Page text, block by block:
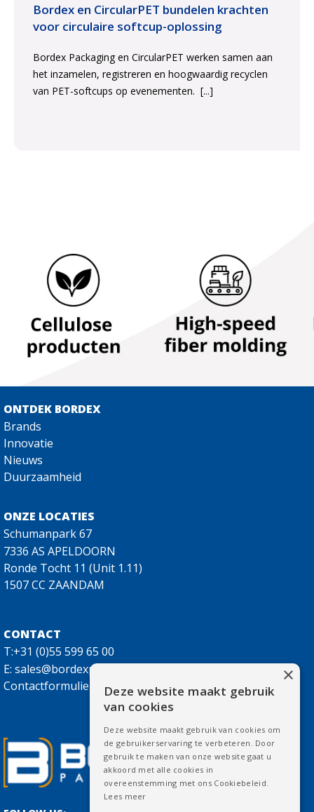
Bordex en CircularPET bundelen krachten
voor circulaire softcup-oplossing
Bordex Packaging en CircularPET werken samen aan
het inzamelen, registreren en hoogwaardig recyclen
van PET-softcups op evenementen. [...]
ONTDEK BORDEX
Brands
Innovatie
Nieuws
Duurzaamheid
ONZE LOCATIES
Schumanpark 67
7336 AS APELDOORN
Ronde Tocht 11 (Unit 1.11)
1507 CC ZAANDAM
CONTACT
T:+31 (0)55 599 65 00
E: sales@bordexpackaging.nl
Contactformulier
Deze website maakt gebruik
van cookies
Deze website maakt gebruik van cookies om
de gebruikerservaring te verbeteren. Door
gebruik te maken van onze website gaat u
akkoord met alle cookies in
overeenstemming met ons Cookiebeleid.
Lees meer
×